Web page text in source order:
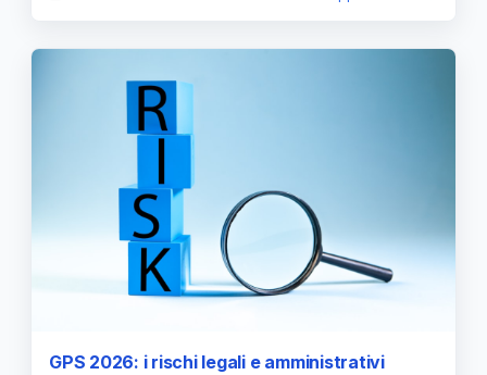
GPS 2026: i rischi legali e amministrativi